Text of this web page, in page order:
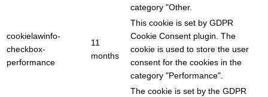
category "Other.
cookielawinfo-
checkbox-
performance
11
months
This cookie is set by GDPR
Cookie Consent plugin. The
cookie is used to store the user
consent for the cookies in the
category "Performance".
The cookie is set by the GDPR